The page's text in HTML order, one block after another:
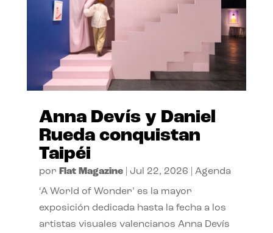
Anna Devís y Daniel
Rueda conquistan
Taipéi
por Flat Magazine| Jul 22, 2026 Agenda
‘A World of Wonder’ es la mayor
exposición dedicada hasta la fecha a los
artistas visuales valencianos Anna Devís